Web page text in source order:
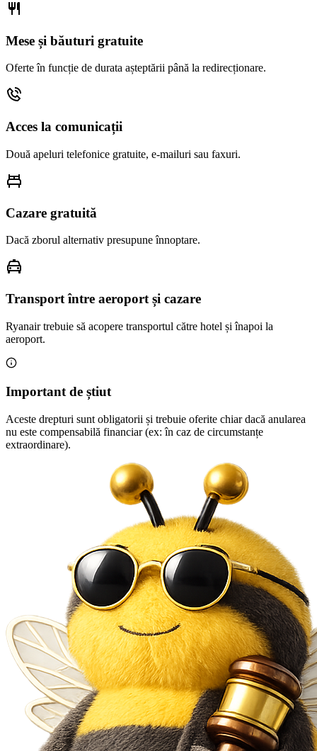
Mese și băuturi gratuite
Oferte în funcție de durata așteptării până la redirecționare.
Acces la comunicații
Două apeluri telefonice gratuite, e-mailuri sau faxuri.
Cazare gratuită
Dacă zborul alternativ presupune înnoptare.
Transport între aeroport și cazare
Ryanair trebuie să acopere transportul către hotel și înapoi la
aeroport.
Important de știut
Aceste drepturi sunt obligatorii și trebuie oferite chiar dacă anularea
nu este compensabilă financiar (ex: în caz de circumstanțe
extraordinare).